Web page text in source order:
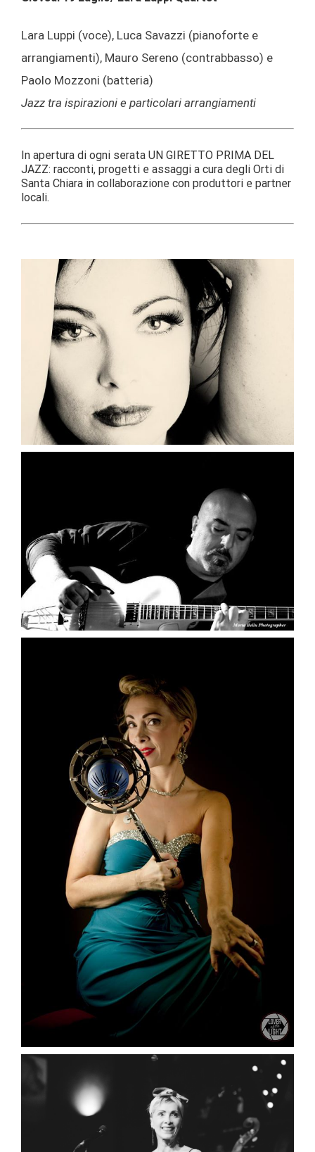
Lara Luppi (voce), Luca Savazzi (pianoforte e
arrangiamenti), Mauro Sereno (contrabbasso) e
Paolo Mozzoni (batteria)
Jazz tra ispirazioni e particolari arrangiamenti
In apertura di ogni serata UN GIRETTO PRIMA DEL
JAZZ: racconti, progetti e assaggi a cura degli Orti di
Santa Chiara in collaborazione con produttori e partner
locali.